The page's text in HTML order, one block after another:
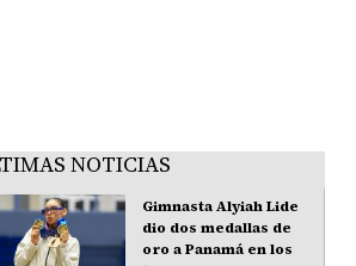
NOTICIAS
Gimnasta Alyiah Lide
dio dos medallas de
oro a Panamá en los